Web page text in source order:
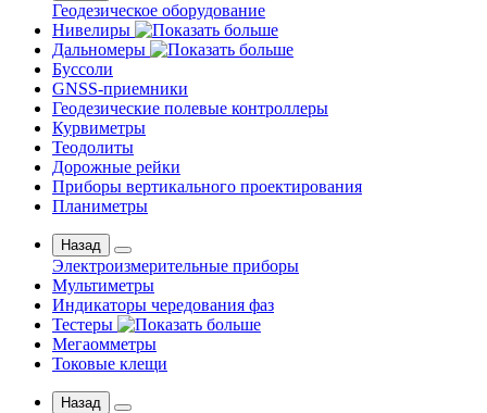
Геодезическое оборудование
Нивелиры
Дальномеры
Буссоли
GNSS-приемники
Геодезические полевые контроллеры
Курвиметры
Теодолиты
Дорожные рейки
Приборы вертикального проектирования
Планиметры
Назад
Электроизмерительные приборы
Мультиметры
Индикаторы чередования фаз
Тестеры
Мегаомметры
Токовые клещи
Назад